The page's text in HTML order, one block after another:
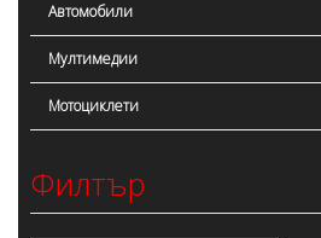
Автомобили
Мултимедии
Мотоциклети
Филтър